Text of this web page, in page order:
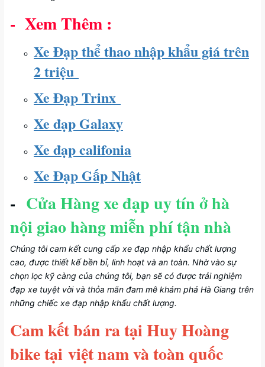
- Xem Thêm :
Xe Đạp thể thao nhập khẩu giá trên
2 triệu
Xe Đạp Trinx
Xe đạp Galaxy
Xe đạp califonia
Xe Đạp Gấp Nhật
- Cửa Hàng xe đạp uy tín ở hà
nội giao hàng miễn phí tận nhà
Chúng tôi cam kết cung cấp xe đạp nhập khẩu chất lượng
cao, được thiết kế bền bỉ, linh hoạt và an toàn. Nhờ vào sự
chọn lọc kỹ càng của chúng tôi, bạn sẽ có được trải nghiệm
đạp xe tuyệt vời và thỏa mãn đam mê khám phá Hà Giang trên
những chiếc xe đạp nhập khẩu chất lượng.
Cam kết bán ra tại Huy Hoàng
bike tại việt nam và toàn quốc